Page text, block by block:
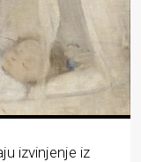
izvinjenje iz